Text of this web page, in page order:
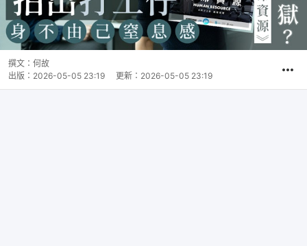
撰文： 何故
出版： 2026-05-05 23:19 更新： 2026-05-05 23:19